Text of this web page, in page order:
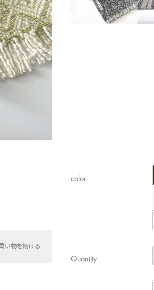
い物を続ける
color
Quantity